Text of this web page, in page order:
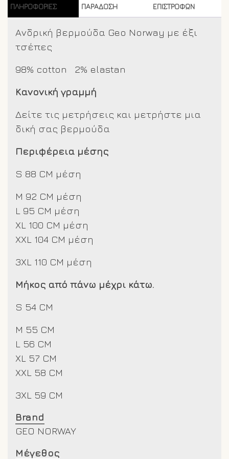
ΠΛΗΡΟΦΟΡΊΕΣ
ΠΑΡΑΔΟΣΗ
ΕΠΙΣΤΡΟΦΩΝ
Ανδρική βερμούδα Geo Norway με έξι
τσέπες
98% cotton 2% elastan
Κανονική γραμμή
Δείτε τις μετρήσεις και μετρήστε μια
δική σας βερμούδα
Περιφέρεια μέσης
S 88 CM μέση
M 92 CM μέση
L 95 CM μέση
XL 100 CM μέση
XXL 104 CM μέση
3XL 110 CM μέση
Μήκος από πάνω μέχρι κάτω.
S 54 CM
M 55 CM
L 56 CM
XL 57 CM
XXL 58 CM
3XL 59 CM
Brand
GEO NORWAY
Μέγεθος